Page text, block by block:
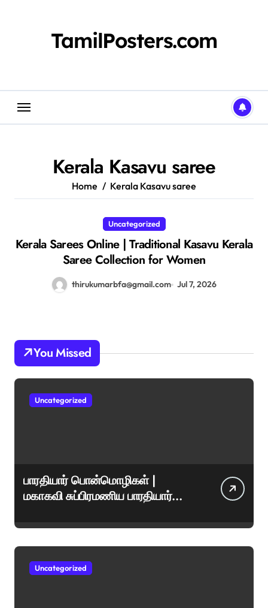
TamilPosters.com
Kerala Kasavu saree
Home Kerala Kasavu saree
Uncategorized
Kerala Sarees Online | Traditional Kasavu Kerala
Saree Collection for Women
thirukumarbfa@gmail.com Jul 7, 2026
You Missed
Uncategorized
பாரதியார் பொன்மொழிகள் |
மகாகவி சுப்பிரமணிய பாரதியார்
ஊக்கமளிக்கும் வாசகங்கள்
Uncategorized